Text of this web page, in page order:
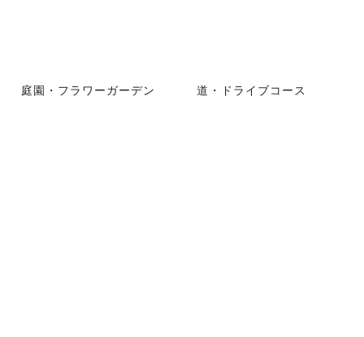
庭園・フラワーガーデン 道・ドライブコース